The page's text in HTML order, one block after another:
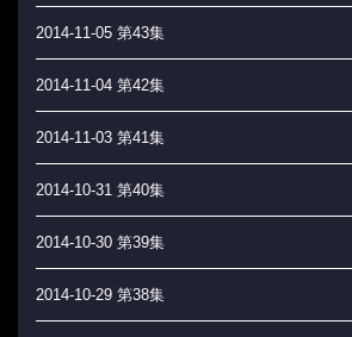
2014-11-05 第43集
2014-11-04 第42集
2014-11-03 第41集
2014-10-31 第40集
2014-10-30 第39集
2014-10-29 第38集